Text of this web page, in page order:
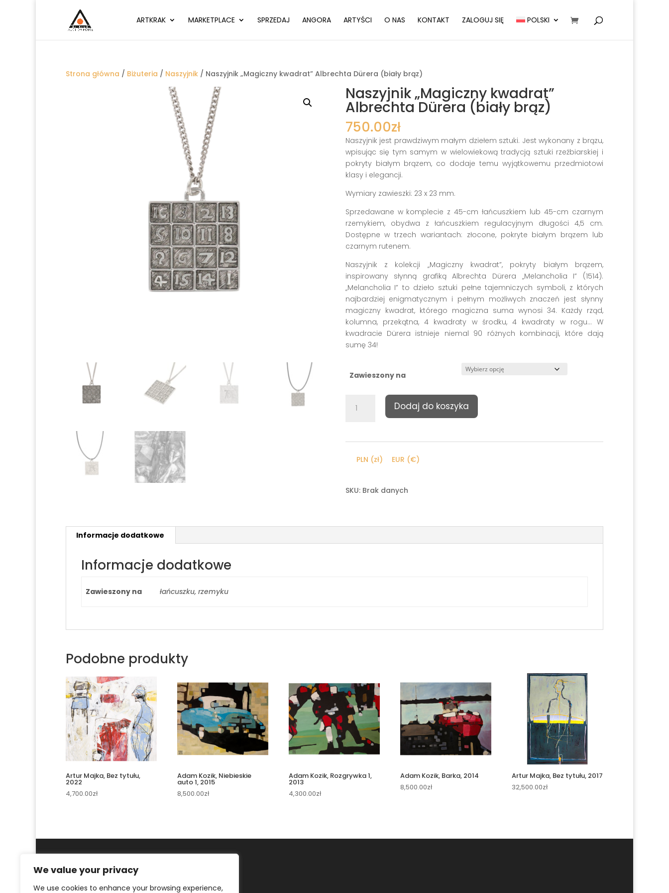
We value your privacy
We use cookies to enhance your browsing experience,
ARTKRAK MARKETPLACE SPRZEDAJ ANGORA ARTYŚCI O NAS KONTAKT ZALOGUJ SIĘ POLSKI
Strona główna / Biżuteria / Naszyjnik / Naszyjnik „Magiczny kwadrat” Albrechta Dürera (biały brąz)
Naszyjnik „Magiczny kwadrat”
Albrechta Dürera (biały brąz)
750.00zł
Naszyjnik jest prawdziwym małym dziełem sztuki. Jest wykonany z brązu,
wpisując się tym samym w wielowiekową tradycją sztuki rzeźbiarskiej i
pokryty białym brązem, co dodaje temu wyjątkowemu przedmiotowi
klasy i elegancji.
Wymiary zawieszki: 23 x 23 mm.
Sprzedawane w komplecie z 45-cm łańcuszkiem lub 45-cm czarnym
rzemykiem, obydwa z łańcuszkiem regulacyjnym długości 4,5 cm.
Dostępne w trzech wariantach: złocone, pokryte białym brązem lub
czarnym rutenem.
Naszyjnik z kolekcji „Magiczny kwadrat”, pokryty białym brązem,
inspirowany słynną grafiką Albrechta Dürera „Melancholia I” (1514).
„Melancholia I” to dzieło sztuki pełne tajemniczych symboli, z których
najbardziej enigmatycznym i pełnym możliwych znaczeń jest słynny
magiczny kwadrat, którego magiczna suma wynosi 34. Każdy rząd,
kolumna, przekątna, 4 kwadraty w środku, 4 kwadraty w rogu… W
kwadracie Dürera istnieje niemal 90 różnych kombinacji, które dają
sumę 34!
Zawieszony na
Naszyjnik
Dürera
Dodaj do koszyka
PLN (zł) EUR (€)
SKU: Brak danych
Informacje dodatkowe
Informacje dodatkowe
Zawieszony na łańcuszku, rzemyku
Podobne produkty
Artur Majka, Bez tytułu,
2022
4,700.00zł
Adam Kozik, Niebieskie
auto 1, 2015
8,500.00zł
Adam Kozik, Rozgrywka 1,
2013
4,300.00zł
Adam Kozik, Barka, 2014
8,500.00zł
Artur Majka, Bez tytułu, 2017
32,500.00zł